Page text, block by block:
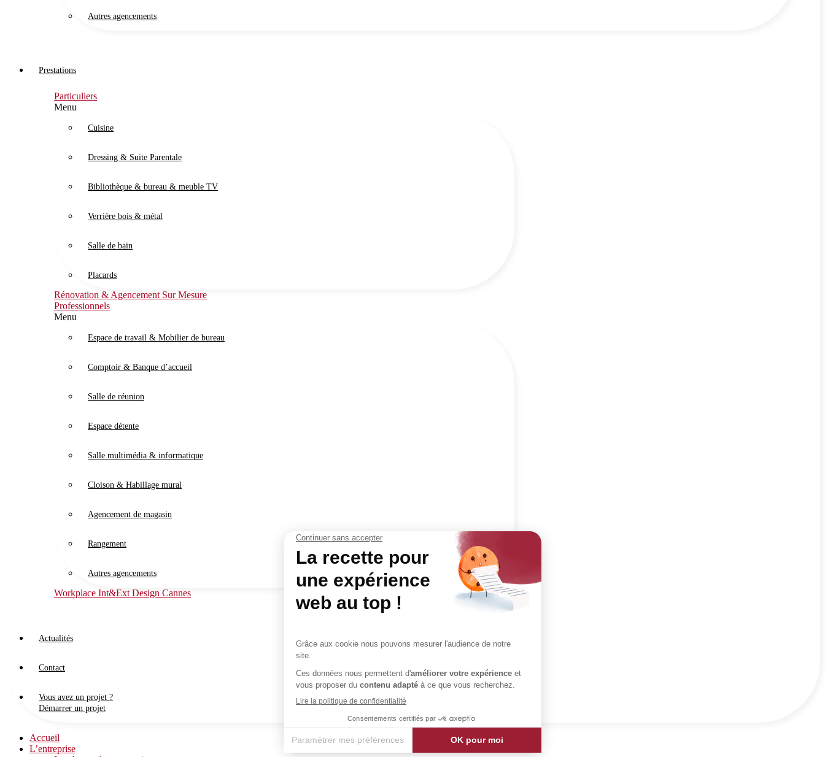
Autres agencements
Prestations
Particuliers
Menu
Cuisine
Dressing & Suite Parentale
Bibliothèque & bureau & meuble TV
Verrière bois & métal
Salle de bain
Placards
Rénovation & Agencement Sur Mesure
Professionnels
Menu
Espace de travail & Mobilier de bureau
Comptoir & Banque d’accueil
Salle de réunion
Espace détente
Salle multimédia & informatique
Cloison & Habillage mural
Agencement de magasin
Rangement
Autres agencements
Workplace Int&Ext Design Cannes
Actualités
Contact
Vous avez un projet ?
Démarrer un projet
Accueil
L’entreprise